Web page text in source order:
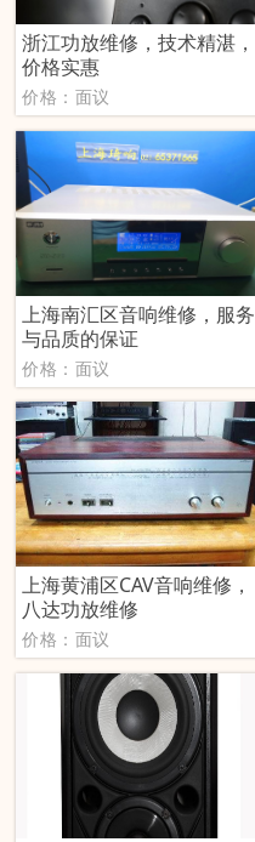
浙江功放维修，技术精湛，
价格实惠
价格：面议
上海南汇区音响维修，服务
与品质的保证
价格：面议
上海黄浦区CAV音响维修，
八达功放维修
价格：面议